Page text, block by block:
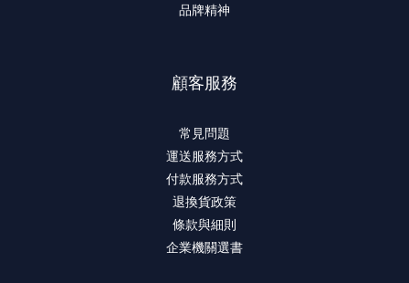
品牌精神
顧客服務
常見問題
運送服務方式
付款服務方式
退換貨政策
條款與細則
企業機關選書